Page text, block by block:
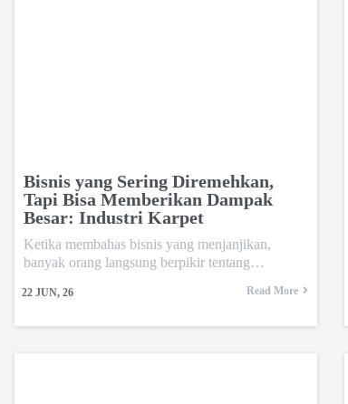
Bisnis yang Sering Diremehkan,
Tapi Bisa Memberikan Dampak
Besar: Industri Karpet
22 JUN, 26
Ketika membahas bisnis yang menjanjikan,
banyak orang langsung berpikir tentang…
Read More